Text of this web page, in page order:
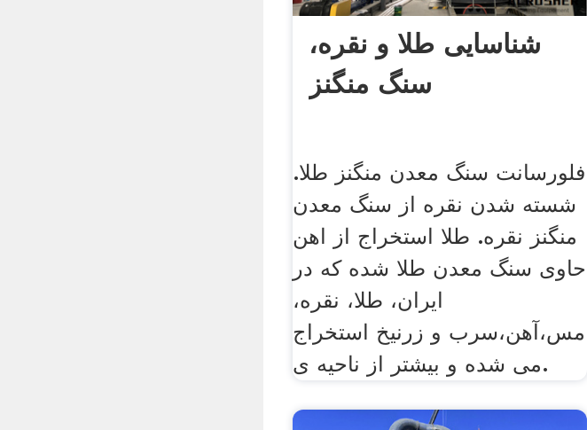
شناسایی طلا و نقره،
سنگ منگنز
فلورسانت سنگ معدن منگنز طلا.
شسته شدن نقره از سنگ معدن
منگنز نقره. طلا استخراج از اهن
حاوی سنگ معدن طلا شده که در
ایران، طلا، نقره،
مس،آهن،سرب و زرنیخ استخراج
می شده و بیشتر از ناحیه ی.